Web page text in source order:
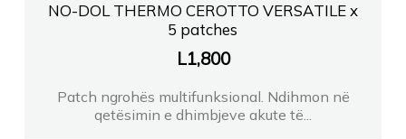
NO-DOL THERMO CEROTTO VERSATILE x
5 patches
L1,800
Patch ngrohës multifunksional. Ndihmon në
qetësimin e dhimbjeve akute të...